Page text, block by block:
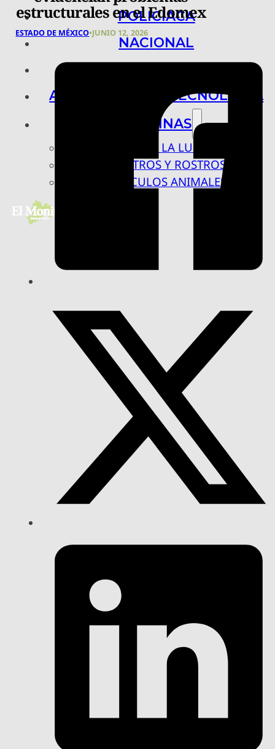
POLICIACA
NACIONAL
ARTE, CIENCIA Y TECNOLOGÍA
COLUMNAS
BAJO LA LUPA
RASTROS Y ROSTROS
VÍNCULOS ANIMALES
estructurales en el Edomex
ESTADO DE MÉXICO•JUNIO 12, 2026